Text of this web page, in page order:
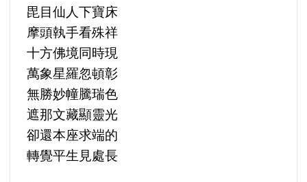
毘目仙人下寶床
摩頭執手看殊祥
十方佛境同時現
萬象星羅忽頓彰
無勝妙幢騰瑞色
遮那文藏顯靈光
卻還本座求端的
轉覺平生見處長